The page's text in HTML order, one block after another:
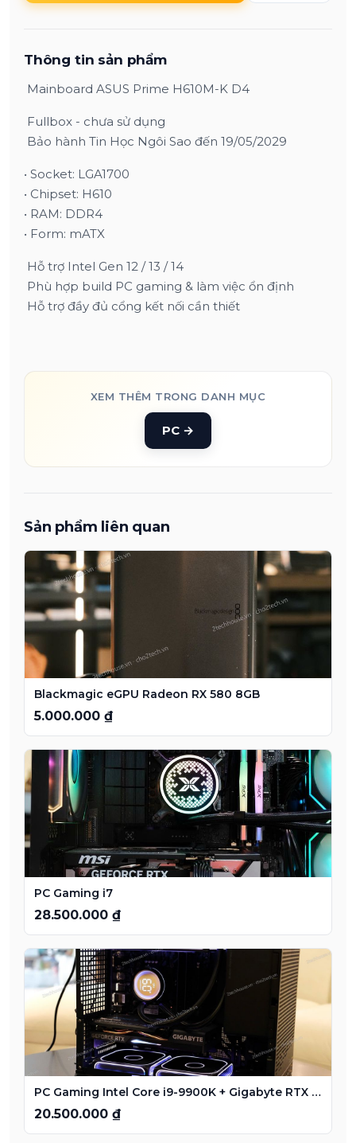
Thông tin sản phẩm
Mainboard ASUS Prime H610M-K D4
Fullbox - chưa sử dụng
Bảo hành Tin Học Ngôi Sao đến 19/05/2029
• Socket: LGA1700
• Chipset: H610
• RAM: DDR4
• Form: mATX
Hỗ trợ Intel Gen 12 / 13 / 14
Phù hợp build PC gaming & làm việc ổn định
Hỗ trợ đầy đủ cổng kết nối cần thiết
XEM THÊM TRONG DANH MỤC
PC →
Sản phẩm liên quan
Blackmagic eGPU Radeon RX 580 8GB
5.000.000 ₫
PC Gaming i7
28.500.000 ₫
PC Gaming Intel Core i9-9900K + Gigabyte RTX 3060 12GB
20.500.000 ₫